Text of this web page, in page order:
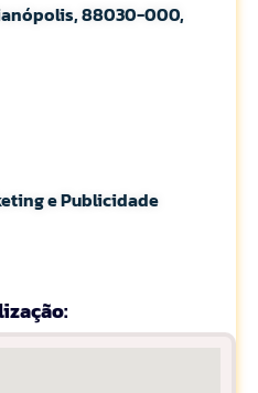
88030-000,
e Publicidade